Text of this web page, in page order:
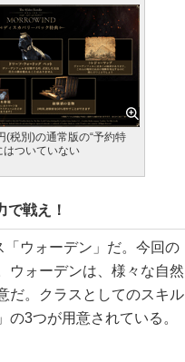
(税別)の通常版の“予約特
はついていない
で戦え！
ウォーデン」だ。今回の
ウォーデンは、様々な自然
だ。クラスとしてのスキル
3つが用意されている。